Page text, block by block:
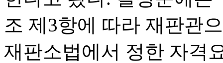
조 제3항에 따라 재판관
재판소법에서 정한 자격